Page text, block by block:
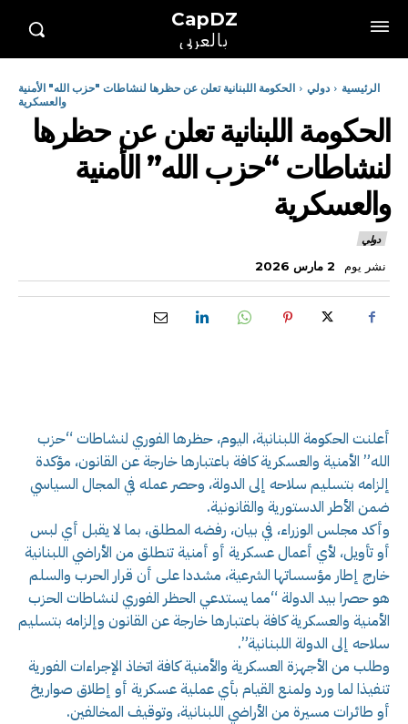
CapDZ
بالعربي
الرئيسية دولي
الحكومة اللبنانية تعلن عن حظرها لنشاطات "حزب الله" الأمنية
والعسكرية
الحكومة اللبنانية تعلن عن حظرها
لنشاطات “حزب الله” الأمنية
والعسكرية
دولي
نشر يوم 2 مارس 2026
أعلنت الحكومة اللبنانية، اليوم، حظرها الفوري لنشاطات “حزب
الله” الأمنية والعسكرية كافة باعتبارها خارجة عن القانون، مؤكدة
إلزامه بتسليم سلاحه إلى الدولة، وحصر عمله في المجال السياسي
ضمن الأطر الدستورية والقانونية.
وأكد مجلس الوزراء، في بيان، رفضه المطلق، بما لا يقبل أي لبس
أو تأويل، لأي أعمال عسكرية أو أمنية تنطلق من الأراضي اللبنانية
خارج إطار مؤسساتها الشرعية، مشددا على أن قرار الحرب والسلم
هو حصرا بيد الدولة “مما يستدعي الحظر الفوري لنشاطات الحزب
الأمنية والعسكرية كافة باعتبارها خارجة عن القانون وإلزامه بتسليم
سلاحه إلى الدولة اللبنانية”.
وطلب من الأجهزة العسكرية والأمنية كافة اتخاذ الإجراءات الفورية
تنفيذا لما ورد ولمنع القيام بأي عملية عسكرية أو إطلاق صواريخ
أو طائرات مسيرة من الأراضي اللبنانية، وتوقيف المخالفين.